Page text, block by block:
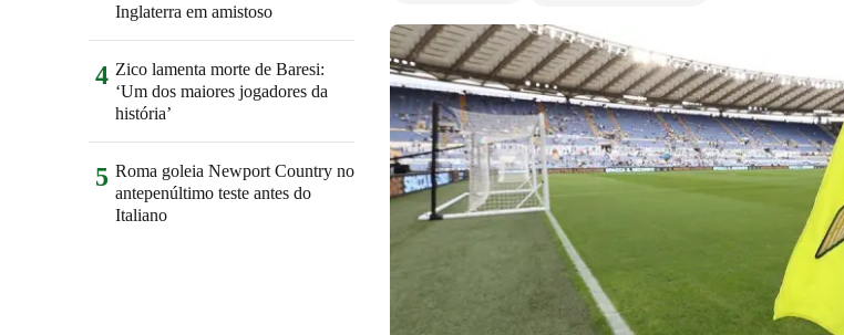
Inglaterra em amistoso
4 Zico lamenta morte de Baresi:
‘Um dos maiores jogadores da
história’
5 Roma goleia Newport Country no
antepenúltimo teste antes do
Italiano